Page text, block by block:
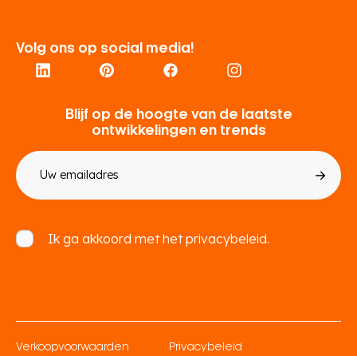
Volg ons op social media!
Blijf op de hoogte van de laatste
ontwikkelingen en trends
mailadres
Ik ga akkoord met hetprivacybeleid.
Verkoopvoorwaarden Privacybeleid